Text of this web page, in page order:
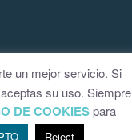
un mejor servicio. Si
su uso. Siempre
DE COOKIESpara
Reject